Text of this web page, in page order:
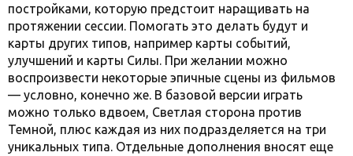
постройками, которую предстоит наращивать на
протяжении сессии. Помогать это делать будут и
карты других типов, например карты событий,
улучшений и карты Силы. При желании можно
воспроизвести некоторые эпичные сцены из фильмов
— условно, конечно же. В базовой версии играть
можно только вдвоем, Светлая сторона против
Темной, плюс каждая из них подразделяется на три
уникальных типа. Отдельные дополнения вносят еще